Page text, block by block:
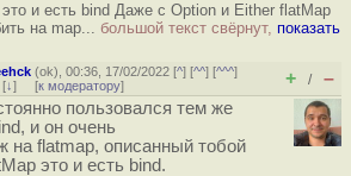
и есть bind Даже с Option и Either flatMap
на map... большой текст свёрнут, показать
(ok), 00:36, 17/02/2022 [^] [^^] [^^^]
[↓] [к модератору] + / –
пользовался тем же
и он очень
на flatmap, описанный тобой
это и есть bind.